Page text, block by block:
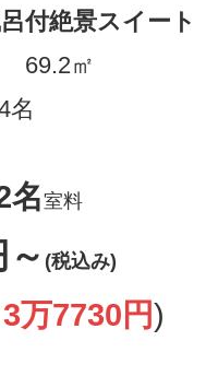
付絶景スイート
69.2㎡
名
名室料
(税込み)
3万7730円)